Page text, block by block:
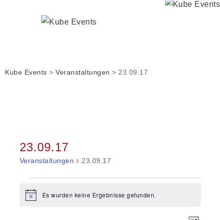
Kube Events > Veranstaltungen > 23.09.17
23.09.17
Veranstaltungen 23.09.17
HinweisEs wurden keine Ergebnisse gefunden.